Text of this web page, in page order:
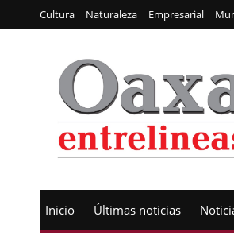
Cultura Naturaleza Empresarial
Inicio Últimas noticias